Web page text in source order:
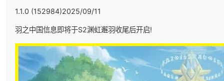
1.1.0 (152984)2025/09/11
羽之中国信息即将于S2渊虹邂羽收尾后开启!